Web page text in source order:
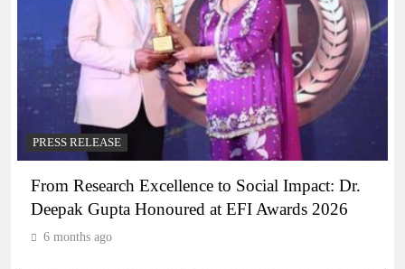
PRESS RELEASE
From Research Excellence to Social Impact: Dr.
Deepak Gupta Honoured at EFI Awards 2026
6 months ago